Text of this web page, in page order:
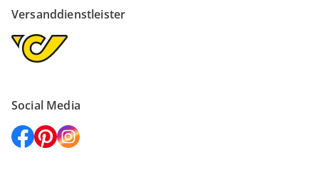
Versanddienstleister
Social Media